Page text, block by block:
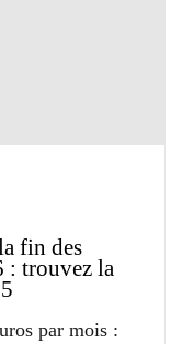
fin des
: trouvez la
par mois :